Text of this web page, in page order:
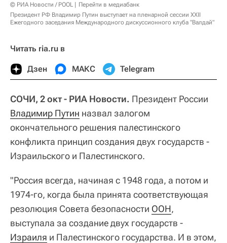
© РИА Новости / POOL
Перейти в медиабанк
Президент РФ Владимир Путин выступает на пленарной сессии XXII
Ежегодного заседания Международного дискуссионного клуба "Валдай"
Читать ria.ru в
Дзен МАКС Telegram
СОЧИ, 2 окт - РИА Новости. Президент России
Владимир Путин назвал залогом
окончательного решения палестинского
конфликта принцип создания двух государств -
Израильского и Палестинского.
"Россия всегда, начиная с 1948 года, а потом и
1974-го, когда была принята соответствующая
резолюция Совета безопасности ООН,
выступала за создание двух государств -
Израиля и Палестинского государства. И в этом,